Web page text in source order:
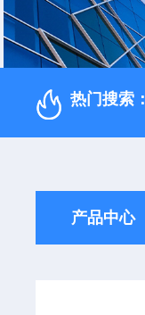
热门搜索：
产品中心